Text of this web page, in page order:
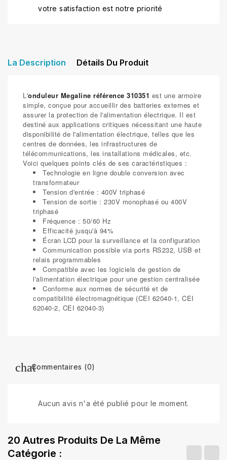
votre satisfaction est notre priorité
La Description Détails Du Produit
L'onduleur Megaline référence 310351 est une armoire
simple, conçue pour accueillir des batteries externes et
assurer la protection de l'alimentation électrique. Il est
destiné aux applications critiques nécessitant une haute
disponibilité de l'alimentation électrique, telles que les
centres de données, les infrastructures de
télécommunications, les installations médicales, etc.
Voici quelques points clés de ses caractéristiques :
Technologie en ligne double conversion avec
transformateur
Tension d'entrée : 400V triphasé
Tension de sortie : 230V monophasé ou 400V
triphasé
Fréquence : 50/60 Hz
Efficacité jusqu'à 94%
Écran LCD pour la surveillance et la configuration
Communication possible via ports RS232, USB et
relais programmables
Compatible avec les logiciels de gestion de
l'alimentation électrique pour une gestion centralisée
Conforme aux normes de sécurité et de
compatibilité électromagnétique (CEI 62040-1, CEI
62040-2, CEI 62040-3)
Commentaires (0)
Aucun avis n'a été publié pour le moment.
20 Autres Produits De La Même
Catégorie :